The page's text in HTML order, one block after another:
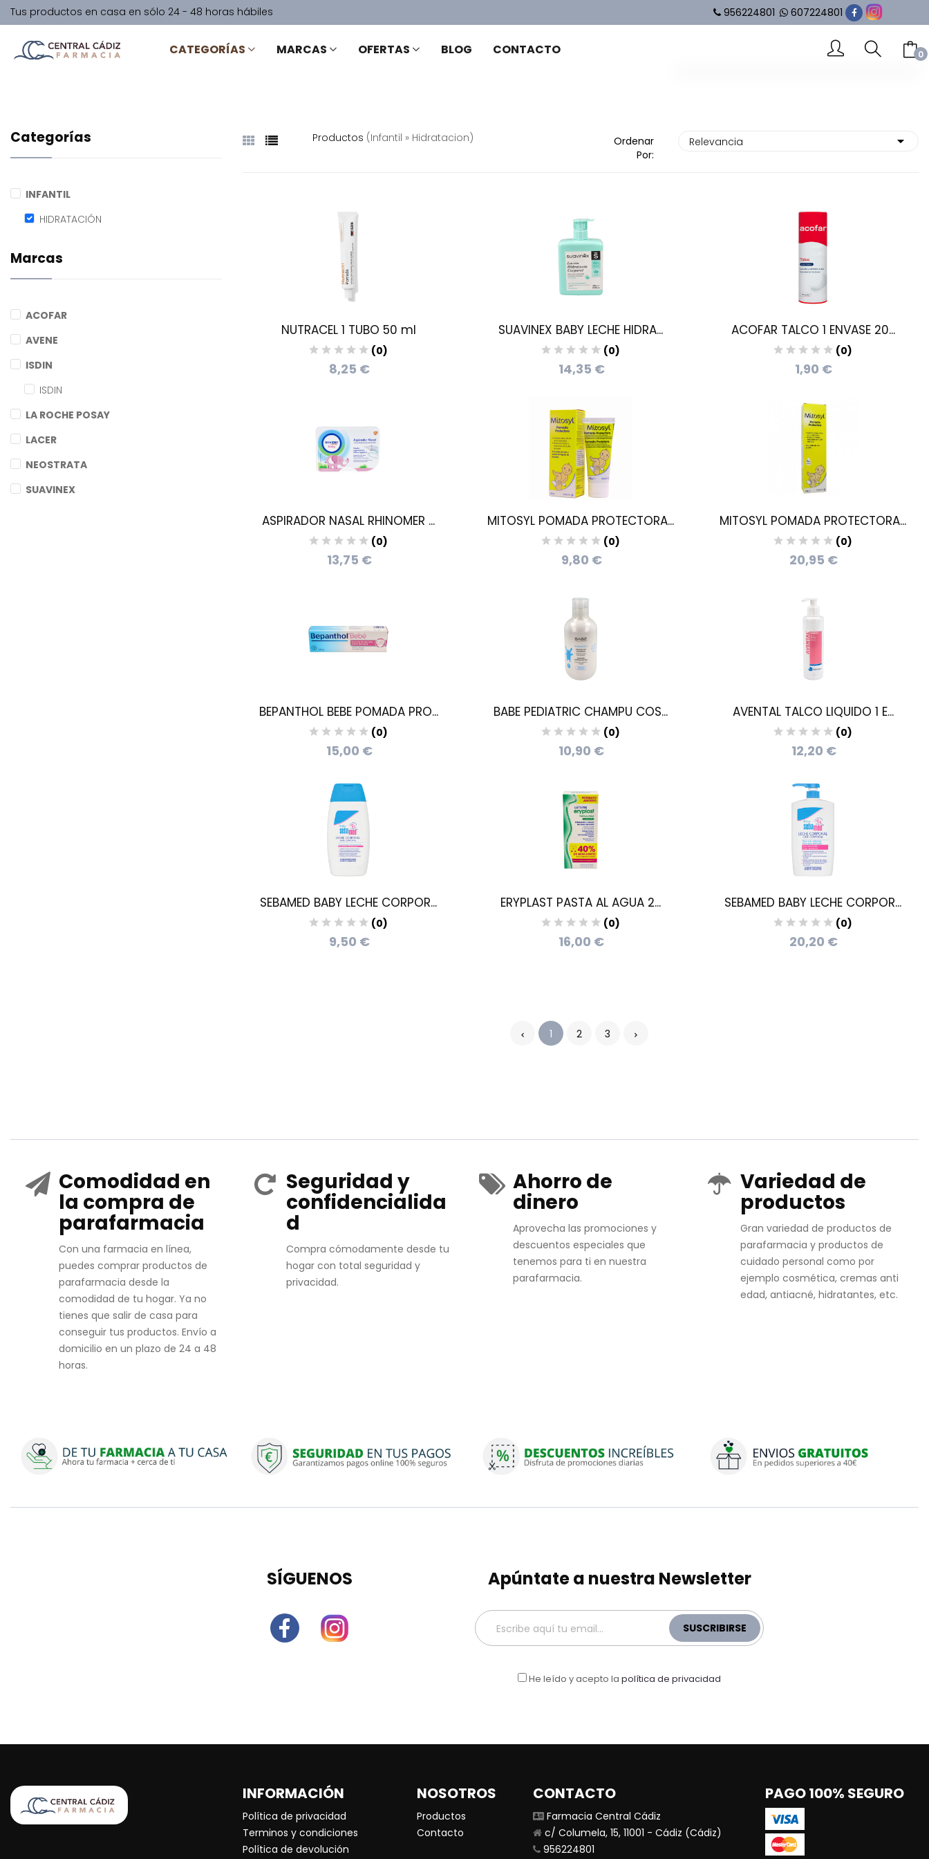
Tus productos en casa en sólo 24 - 48 horas hábiles 956224801 607224801
CATEGORÍAS MARCAS OFERTAS BLOG CONTACTO 0
Categorías
INFANTIL
HIDRATACIÓN
Marcas
ACOFAR
AVENE
ISDIN
ISDIN
LA ROCHE POSAY
LACER
NEOSTRATA
SUAVINEX
Productos (infantil » Hidratacion)
Ordenar
Por:
NUTRACEL 1 TUBO 50 ml
(0)
8,25 €
SUAVINEX BABY LECHE HIDRA...
(0)
14,35 €
ACOFAR TALCO 1 ENVASE 20...
(0)
1,90 €
ASPIRADOR NASAL RHINOMER ...
(0)
13,75 €
MITOSYL POMADA PROTECTORA...
(0)
9,80 €
MITOSYL POMADA PROTECTORA...
(0)
20,95 €
BEPANTHOL BEBE POMADA PRO...
(0)
15,00 €
BABE PEDIATRIC CHAMPU COS...
(0)
10,90 €
AVENTAL TALCO LIQUIDO 1 E...
(0)
12,20 €
SEBAMED BABY LECHE CORPOR...
(0)
9,50 €
ERYPLAST PASTA AL AGUA 2...
(0)
16,00 €
SEBAMED BABY LECHE CORPOR...
(0)
20,20 €
1 2 3
Comodidad en
la compra de
parafarmacia
Con una farmacia en línea,
puedes comprar productos de
parafarmacia desde la
comodidad de tu hogar. Ya no
tienes que salir de casa para
conseguir tus productos. Envío a
domicilio en un plazo de 24 a 48
horas.
Seguridad y
confidencialida
d
Compra cómodamente desde tu
hogar con total seguridad y
privacidad.
Ahorro de
dinero
Aprovecha las promociones y
descuentos especiales que
tenemos para ti en nuestra
parafarmacia.
Variedad de
productos
Gran variedad de productos de
parafarmacia y productos de
cuidado personal como por
ejemplo cosmética, cremas anti
edad, antiacné, hidratantes, etc.
SÍGUENOS Apúntate a nuestra Newsletter
SUSCRIBIRSE
He leído y acepto la política de privacidad
INFORMACIÓN
Política de privacidad
Terminos y condiciones
Política de devolución
NOSOTROS
Productos
Contacto
CONTACTO
Farmacia Central Cádiz
c/ Columela, 15, 11001 - Cádiz (Cádiz)
956224801
PAGO 100% SEGURO